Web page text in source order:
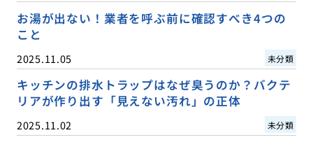
お湯が出ない！業者を呼ぶ前に確認すべき4つの
こと
2025.11.05 未分類
キッチンの排水トラップはなぜ臭うのか？バクテ
リアが作り出す「見えない汚れ」の正体
2025.11.02 未分類